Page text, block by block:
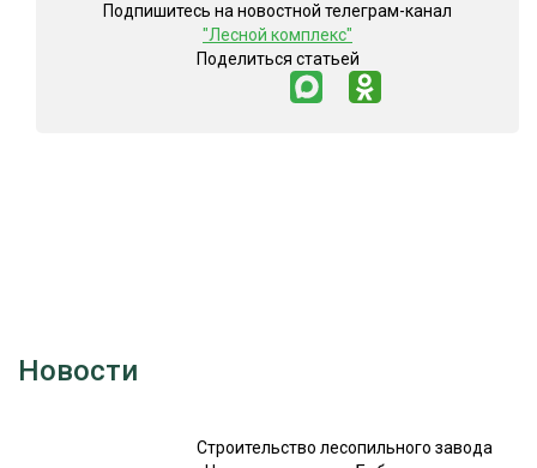
Подпишитесь на новостной телеграм-канал
"Лесной комплекс"
Поделиться статьей
Новости
Строительство лесопильного завода